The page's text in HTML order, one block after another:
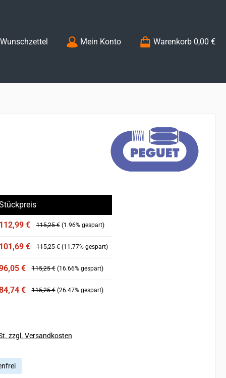
Wunschzettel Du hast 0 Produkte auf dem Merkzettel
Mein Konto Warenkorb 0,00 €
112,99 € 115,25 € (1.96% gespart)
101,69 € 115,25 € (11.77% gespart)
€ 115,25 € (16.66% gespart)
€ 115,25 € (26.47% gespart)
zzgl. Versandkosten